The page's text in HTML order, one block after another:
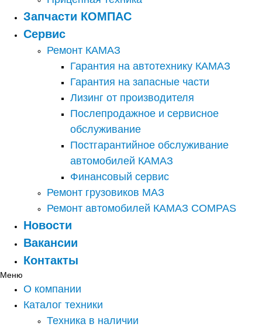
Запчасти КОМПАС
Сервис
Ремонт КАМАЗ
Гарантия на автотехнику КАМАЗ
Гарантия на запасные части
Лизинг от производителя
Послепродажное и сервисное
обслуживание
Постгарантийное обслуживание
автомобилей КАМАЗ
Финансовый сервис
Ремонт грузовиков МАЗ
Ремонт автомобилей КАМАЗ COMPAS
Новости
Вакансии
Контакты
Меню
О компании
Каталог техники
Техника в наличии